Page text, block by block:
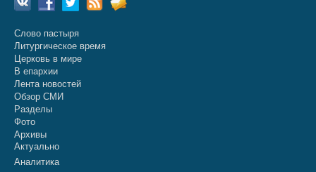
Слово пастыря
Литургическое время
Церковь в мире
В епархии
Лента новостей
Обзор СМИ
Разделы
Фото
Архивы
Актуально
Аналитика